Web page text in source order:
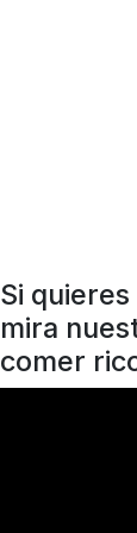
Si
mira
comer